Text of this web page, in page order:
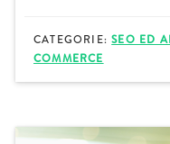
CATEGORIE:SEO ED
COMMERCE